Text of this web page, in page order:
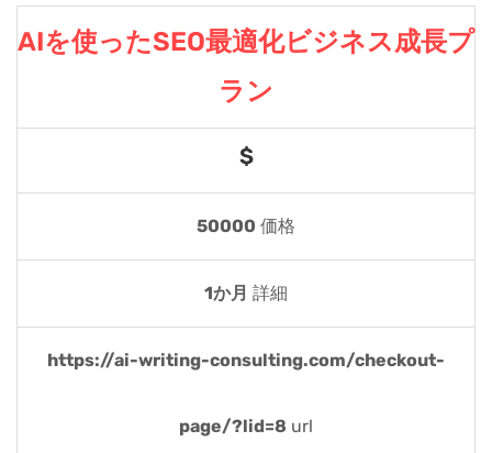
AIを使ったSEO最適化ビジネス成長プ
ラン
$
50000 価格
1か月 詳細
https://ai-writing-consulting.com/checkout-
page/?lid=8 url